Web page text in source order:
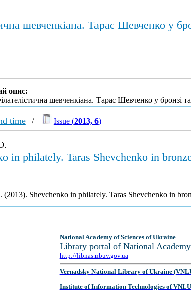
шевченкіана. Тарас Шевченко у
опис:
шевченкіана. Тарас Шевченко у бронзі та
time/ Issue (2013, 6)
in philately. Taras Shevchenko in
(2013). Shevchenko in philately. Taras Shevchenko in
National Academy of Sciences of Ukraine
Library portal of National
http://libnas.nbuv.gov.ua
Vernadsky National Library of Ukraine
Institute of Information Technologies of VNLU